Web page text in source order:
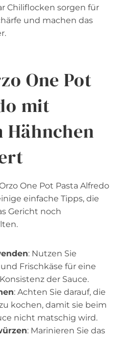
Chiliflocken sorgen für
und machen das
One Pot
mit
Hähnchen
One Pot Pasta Alfredo
einfache Tipps, die
Gericht noch
: Nutzen Sie
Frischkäse für eine
der Sauce.
: Achten Sie darauf, die
kochen, damit sie beim
nicht matschig wird.
: Marinieren Sie das